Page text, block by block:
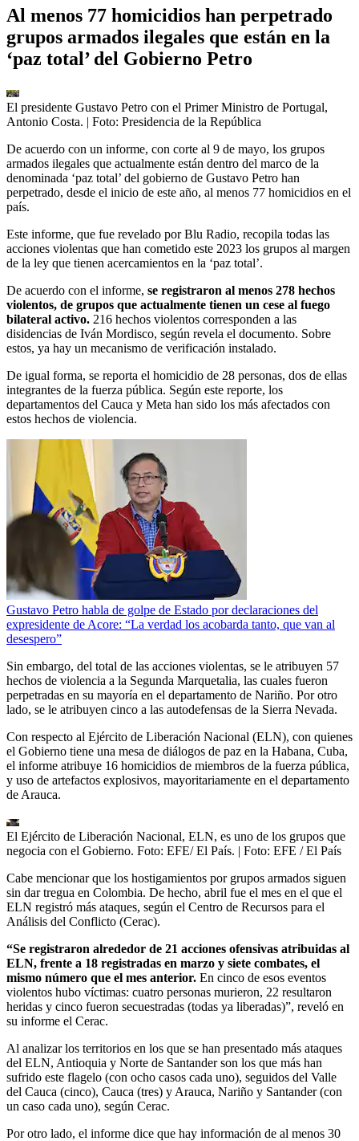
Al menos 77 homicidios han perpetrado
grupos armados ilegales que están en la
‘paz total’ del Gobierno Petro
El presidente Gustavo Petro con el Primer Ministro de Portugal,
Antonio Costa. | Foto: Presidencia de la República
De acuerdo con un informe, con corte al 9 de mayo, los grupos
armados ilegales que actualmente están dentro del marco de la
denominada ‘paz total’ del gobierno de Gustavo Petro han
perpetrado, desde el inicio de este año, al menos 77 homicidios en el
país.
Este informe, que fue revelado por Blu Radio, recopila todas las
acciones violentas que han cometido este 2023 los grupos al margen
de la ley que tienen acercamientos en la ‘paz total’.
De acuerdo con el informe, se registraron al menos 278 hechos
violentos, de grupos que actualmente tienen un cese al fuego
bilateral activo. 216 hechos violentos corresponden a las
disidencias de Iván Mordisco, según revela el documento. Sobre
estos, ya hay un mecanismo de verificación instalado.
De igual forma, se reporta el homicidio de 28 personas, dos de ellas
integrantes de la fuerza pública. Según este reporte, los
departamentos del Cauca y Meta han sido los más afectados con
estos hechos de violencia.
Gustavo Petro habla de golpe de Estado por declaraciones del
expresidente de Acore: “La verdad los acobarda tanto, que van al
desespero”
Sin embargo, del total de las acciones violentas, se le atribuyen 57
hechos de violencia a la Segunda Marquetalia, las cuales fueron
perpetradas en su mayoría en el departamento de Nariño. Por otro
lado, se le atribuyen cinco a las autodefensas de la Sierra Nevada.
Con respecto al Ejército de Liberación Nacional (ELN), con quienes
el Gobierno tiene una mesa de diálogos de paz en la Habana, Cuba,
el informe atribuye 16 homicidios de miembros de la fuerza pública,
y uso de artefactos explosivos, mayoritariamente en el departamento
de Arauca.
El Ejército de Liberación Nacional, ELN, es uno de los grupos que
negocia con el Gobierno. Foto: EFE/ El País. | Foto: EFE / El País
Cabe mencionar que los hostigamientos por grupos armados siguen
sin dar tregua en Colombia. De hecho, abril fue el mes en el que el
ELN registró más ataques, según el Centro de Recursos para el
Análisis del Conflicto (Cerac).
“Se registraron alrededor de 21 acciones ofensivas atribuidas al
ELN, frente a 18 registradas en marzo y siete combates, el
mismo número que el mes anterior. En cinco de esos eventos
violentos hubo víctimas: cuatro personas murieron, 22 resultaron
heridas y cinco fueron secuestradas (todas ya liberadas)”, reveló en
su informe el Cerac.
Al analizar los territorios en los que se han presentado más ataques
del ELN, Antioquia y Norte de Santander son los que más han
sufrido este flagelo (con ocho casos cada uno), seguidos del Valle
del Cauca (cinco), Cauca (tres) y Arauca, Nariño y Santander (con
un caso cada uno), según Cerac.
Por otro lado, el informe dice que hay información de al menos 30